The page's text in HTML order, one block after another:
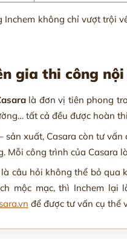
Inchem không chỉ vượt trội
gia thi công
là đơn vị tiên phong
tất cả đều được hoàn
sản xuất, Casara còn tư
Mỗi công trình của
câu hỏi không thể bỏ qua
mộc mạc, thì Inchem
để được tư vấn cụ thể